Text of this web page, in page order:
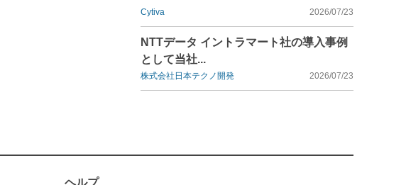
Cytiva 2026/07/23
NTTデータ イントラマート社の導入事例
として当社...
株式会社日本テクノ開発 2026/07/23
ヘルプ